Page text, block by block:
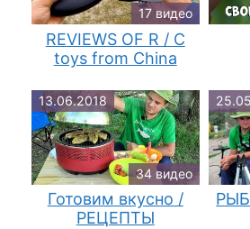
17 видео
REVIEWS OF R / C
toys from China
13.06.2018
34 видео
Готовим вкусно /
РЕЦЕПТЫ